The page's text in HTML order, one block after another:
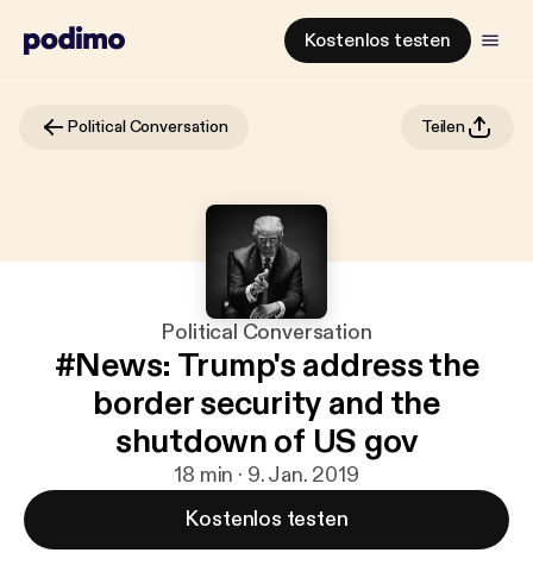
Kostenlos testen
Political Conversation Teilen
Political Conversation
#News: Trump's address the
border security and the
shutdown of US gov
18 min · 9. Jan. 2019
Kostenlos testen